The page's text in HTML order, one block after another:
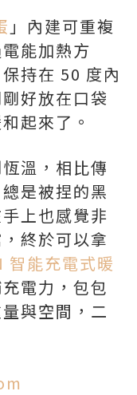
」內建可重複
能加熱方
持在 50 度內
好放在口袋
起來了。
溫，相比傳
是被捏的黑
上也感覺非
終於可以拿
智能充電式暖
電力，包包
與空間，二